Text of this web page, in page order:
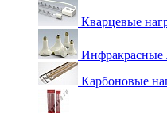
Кварцевые
Инфракрасные
Карбоновые